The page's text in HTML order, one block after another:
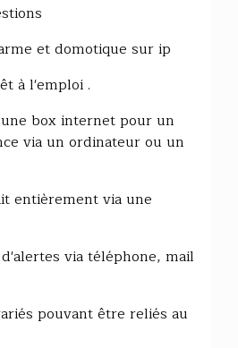
et domotique sur ip
à l'emploi .
box internet pour un
via un ordinateur ou un
entièrement via une
via téléphone, mail
pouvant être reliés au